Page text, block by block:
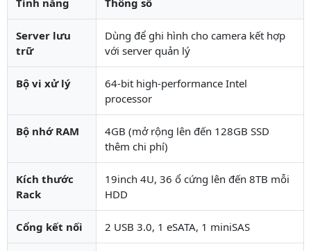
Server lưu
trữ
Dùng để ghi hình cho camera kết hợp
với server quản lý
Bộ vi xử lý
64-bit high-performance Intel
processor
Bộ nhớ RAM
4GB (mở rộng lên đến 128GB SSD
thêm chi phí)
Kích thước
Rack
19inch 4U, 36 ổ cứng lên đến 8TB mỗi
HDD
Cổng kết nối 2 USB 3.0, 1 eSATA, 1 miniSAS